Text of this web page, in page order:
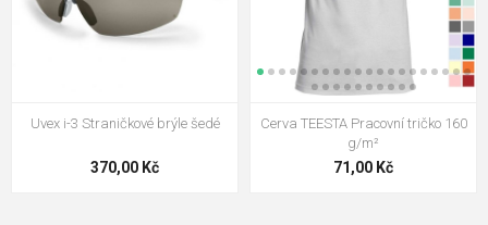
Uvex i-3 Straničkové brýle šedé
370,00 Kč
Cerva TEESTA Pracovní tričko 160
g/m²
71,00 Kč